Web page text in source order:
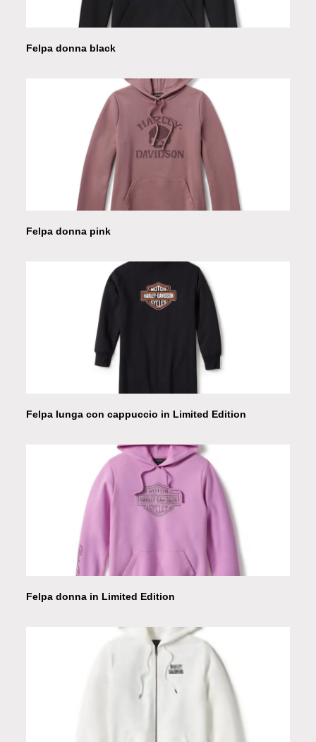
Felpa donna black
Felpa donna pink
Felpa lunga con cappuccio in Limited Edition
Felpa donna in Limited Edition